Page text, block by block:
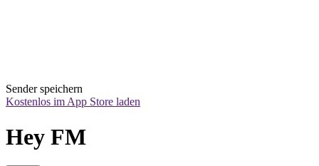
Sender speichern
Kostenlos im App Store laden
Hey FM